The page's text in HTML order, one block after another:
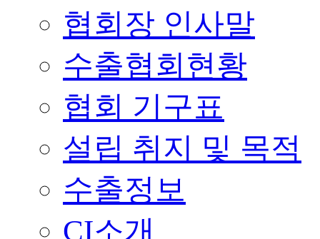
협회장 인사말
수출협회현황
협회 기구표
설립 취지 및 목적
수출정보
CI소개